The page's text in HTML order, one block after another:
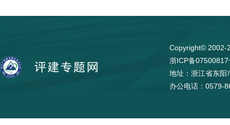
Copyright© 2002-
浙ICP备07500817
地址：浙江省东
办公电话：0579-